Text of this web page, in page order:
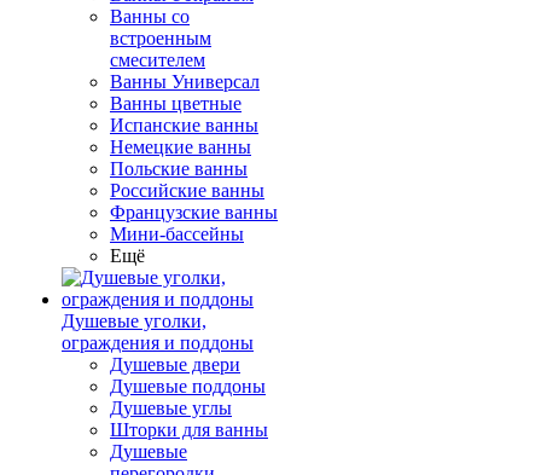
Ванны со
встроенным
смесителем
Ванны Универсал
Ванны цветные
Испанские ванны
Немецкие ванны
Польские ванны
Российские ванны
Французские ванны
Мини-бассейны
Ещё
Душевые уголки,
ограждения и поддоны
Душевые двери
Душевые поддоны
Душевые углы
Шторки для ванны
Душевые